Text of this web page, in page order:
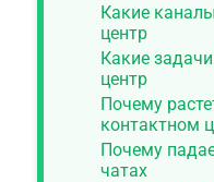
Какие
центр
Какие
центр
Почему
контактном
Почему
чатах